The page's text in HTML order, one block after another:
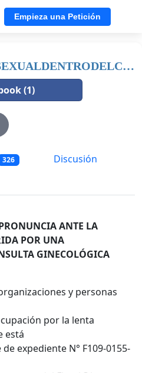
Empieza una Petición
NOALAVIOLENCIASEXUALDENTRODELCONSULTORIOMEDICO
(1)
326
Discusión
ANTE LA
POR UNA
GINECOLÓGICA
y personas
por la lenta
está
expediente N° F109-0155-